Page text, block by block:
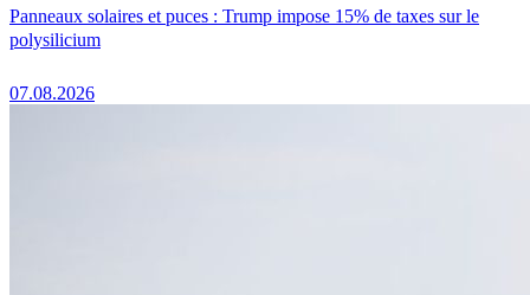
Panneaux solaires et puces : Trump impose 15% de taxes sur le
polysilicium
07.08.2026